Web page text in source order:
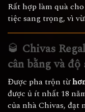
Rất hợp làm quà
tiệc sang trọng, vì
🥃 Chivas
cân bằng và
Được pha trộn từ
được ủ ít nhất 18
của nhà Chivas, đạt